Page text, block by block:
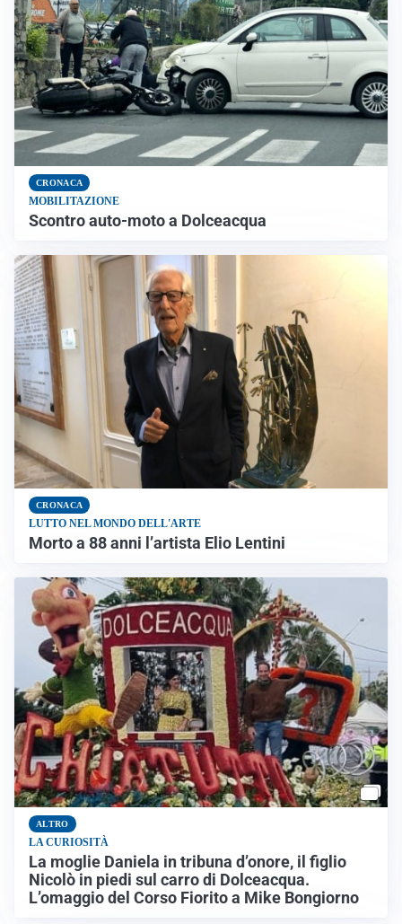
CRONACA
MOBILITAZIONE
Scontro auto-moto a Dolceacqua
CRONACA
LUTTO NEL MONDO DELL'ARTE
Morto a 88 anni l’artista Elio Lentini
ALTRO
LA CURIOSITÀ
La moglie Daniela in tribuna d’onore, il figlio
Nicolò in piedi sul carro di Dolceacqua.
L’omaggio del Corso Fiorito a Mike Bongiorno